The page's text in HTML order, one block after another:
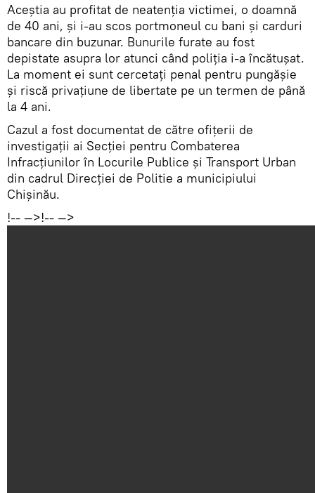
Aceștia au profitat de neatenția victimei, o doamnă
de 40 ani, și i-au scos portmoneul cu bani și carduri
bancare din buzunar. Bunurile furate au fost
depistate asupra lor atunci când poliția i-a încătușat.
La moment ei sunt cercetați penal pentru pungășie
și riscă privațiune de libertate pe un termen de până
la 4 ani.
Cazul a fost documentat de către ofițerii de
investigații ai Secției pentru Combaterea
Infracțiunilor în Locurile Publice și Transport Urban
din cadrul Direcției de Politie a municipiului
Chișinău.
!-- —>!-- —>